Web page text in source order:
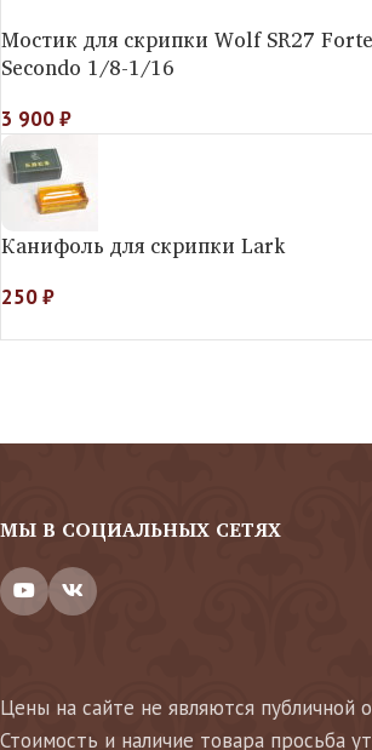
Мостик для скрипки Wolf SR27 Forte
Secondo 1/8-1/16
3 900₽
Канифоль для скрипки Lark
250₽
МЫ В СОЦИАЛЬНЫХ СЕТЯХ
Цены на сайте не являются публичной
Стоимость и наличие товара просьба